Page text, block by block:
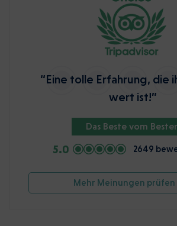
“Eine tolle Erfahrung, die
wert ist!”
Das Beste vom
5.0 2649
Mehr Meinungen prüfen